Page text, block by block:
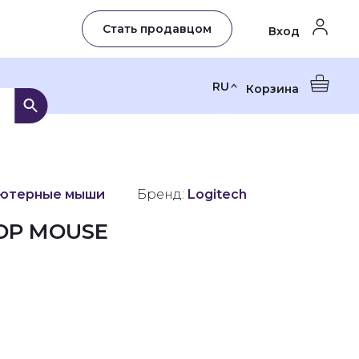
Стать продавцом Вход
RU Корзина
мыши Бренд: Logitech
MOUSE